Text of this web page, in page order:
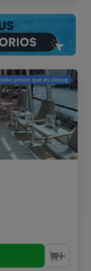
precio que en clínica